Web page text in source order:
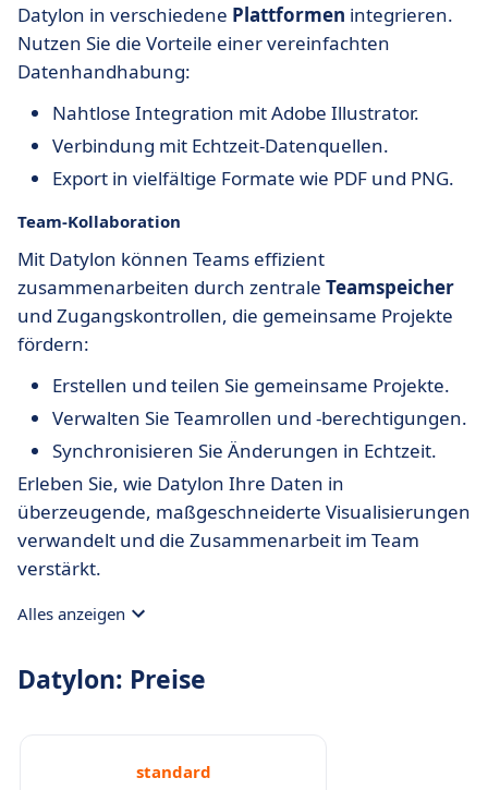
Datylon in verschiedene Plattformen integrieren.
Nutzen Sie die Vorteile einer vereinfachten
Datenhandhabung:
Nahtlose Integration mit Adobe Illustrator.
Verbindung mit Echtzeit-Datenquellen.
Export in vielfältige Formate wie PDF und PNG.
Team-Kollaboration
Mit Datylon können Teams effizient
zusammenarbeiten durch zentrale Teamspeicher
und Zugangskontrollen, die gemeinsame Projekte
fördern:
Erstellen und teilen Sie gemeinsame Projekte.
Verwalten Sie Teamrollen und -berechtigungen.
Synchronisieren Sie Änderungen in Echtzeit.
Erleben Sie, wie Datylon Ihre Daten in
überzeugende, maßgeschneiderte Visualisierungen
verwandelt und die Zusammenarbeit im Team
verstärkt.
Alles anzeigen
Datylon: Preise
standard